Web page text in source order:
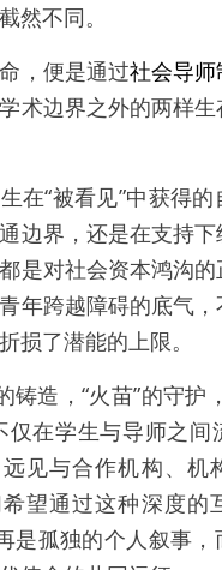
然不同。
，便是通过社会导师
术边界之外的两样
在“被看见”中获得
边界，还是在支持下
是对社会资本鸿沟
年跨越障碍的底气
损了潜能的上限。
铸造，“火苗”的守护
仅在学生与导师之
见与合作机构、机
望通过这种深度的
是孤独的个人叙事